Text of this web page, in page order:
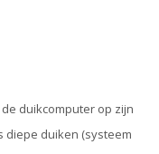
duikcomputer op zijn
diepe duiken (systeem